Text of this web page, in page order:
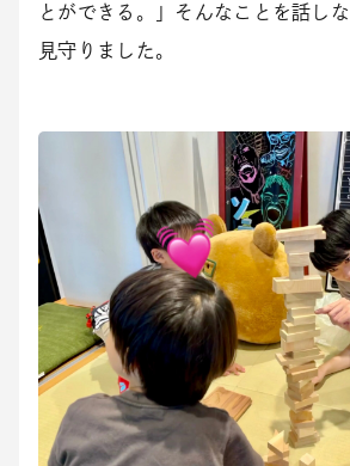
とができる。」そんなことを話し
見守りました。